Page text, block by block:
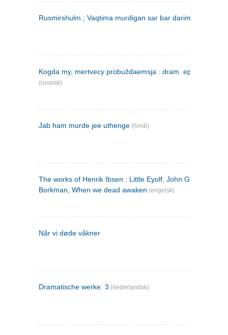
Rusmirshulm ; Vaqtima murdigan sar bar darim
Kogda my, mertvecy probuždaemsja : dram. epilog v 3 d
(russisk)
Jab ham murde jee uthenge (hindi)
The works of Henrik Ibsen : Little Eyolf, John Gabriel
Borkman, When we dead awaken (engelsk)
Når vi døde våkner
Dramatische werke. 3 (nederlandsk)